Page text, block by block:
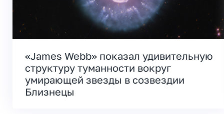
«James Webb» показал удивительную
структуру туманности вокруг
умирающей звезды в созвездии
Близнецы